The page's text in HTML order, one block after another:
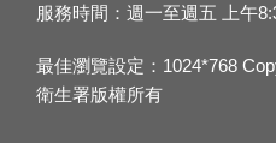
服務時間：週一至週五 上午
最佳瀏覽設定：1024*768
衛生署版權所有